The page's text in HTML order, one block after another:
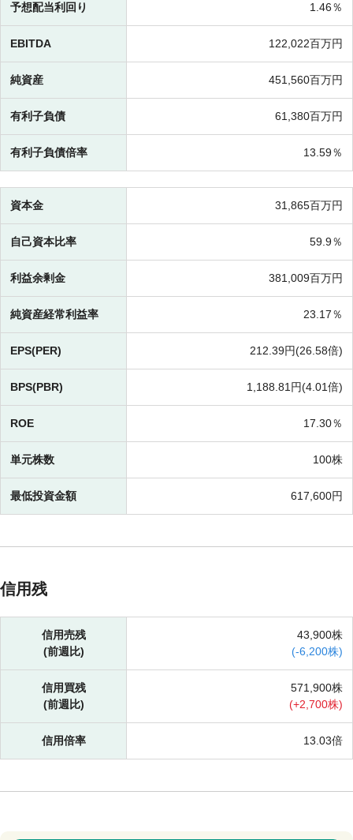
予想配当利回り 1.46％
EBITDA 122,022百万円
純資産 451,560百万円
有利子負債 61,380百万円
有利子負債倍率 13.59％
資本金 31,865百万円
自己資本比率 59.9％
利益余剰金 381,009百万円
純資産経常利益率 23.17％
EPS(PER) 212.39円(26.58倍)
BPS(PBR) 1,188.81円(4.01倍)
ROE 17.30％
単元株数 100株
最低投資金額 617,600円
信用残
信用売残
(前週比)
43,900株
(-6,200株)
信用買残
(前週比)
571,900株
(+2,700株)
信用倍率 13.03倍